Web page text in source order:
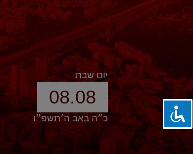
יום שבת
08.08
כ״ה באב ה׳תשפ״ו